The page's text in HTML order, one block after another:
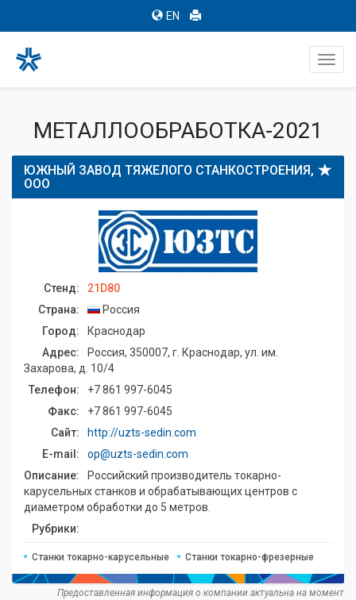
EN
МЕТАЛЛООБРАБОТКА-2021
ЮЖНЫЙ ЗАВОД ТЯЖЕЛОГО СТАНКОСТРОЕНИЯ,
ООО
Стенд:
21D80
Страна:
Россия
Город:
Краснодар
Адрес:
Россия, 350007, г. Краснодар, ул. им.
Захарова, д. 10/4
Телефон:
+7 861 997-6045
Факс:
+7 861 997-6045
Сайт:
http://uzts-sedin.com
E-mail:
op@uzts-sedin.com
Описание:
Российский производитель токарно-
карусельных станков и обрабатывающих центров с
диаметром обработки до 5 метров.
Рубрики:
Станки токарно-карусельные Станки токарно-фрезерные
Предоставленная информация о компании актуальна на момент